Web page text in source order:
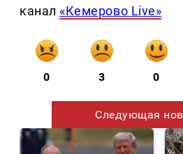
канал «Кемерово Live»
0 3 0
Следующая